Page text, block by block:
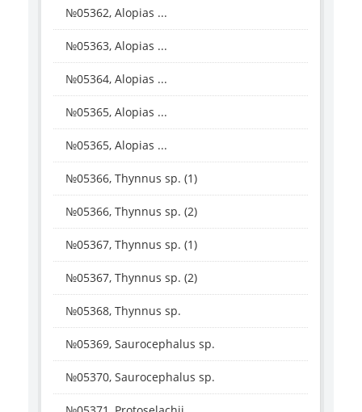
№05362, Alopias ...
№05363, Alopias ...
№05364, Alopias ...
№05365, Alopias ...
№05365, Alopias ...
№05366, Thynnus sp. (1)
№05366, Thynnus sp. (2)
№05367, Thynnus sp. (1)
№05367, Thynnus sp. (2)
№05368, Thynnus sp.
№05369, Saurocephalus sp.
№05370, Saurocephalus sp.